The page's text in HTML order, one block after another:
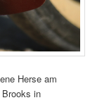
Herse am
in